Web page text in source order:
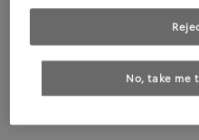
Die angeforderte
No, take me